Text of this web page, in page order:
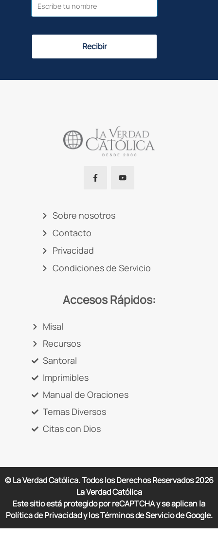
Recibir
Sobre nosotros
Contacto
Privacidad
Condiciones de Servicio
Accesos Rápidos:
Misal
Recursos
Santoral
Imprimibles
Manual de Oraciones
Temas Diversos
Citas con Dios
© La Verdad Católica. Todos los Derechos Reservados2026
La Verdad Católica
Este sitio está protegido por reCAPTCHA y se aplican la
Política de Privacidad y los Términos de Servicio de Google.